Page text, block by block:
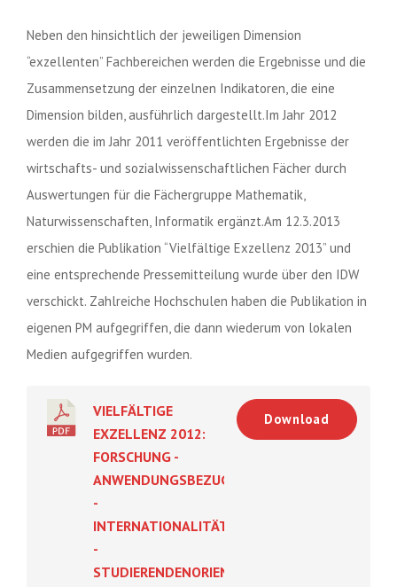
Neben den hinsichtlich der jeweiligen Dimension
“exzellenten” Fachbereichen werden die Ergebnisse und die
Zusammensetzung der einzelnen Indikatoren, die eine
Dimension bilden, ausführlich dargestellt.Im Jahr 2012
werden die im Jahr 2011 veröffentlichten Ergebnisse der
wirtschafts- und sozialwissenschaftlichen Fächer durch
Auswertungen für die Fächergruppe Mathematik,
Naturwissenschaften, Informatik ergänzt.Am 12.3.2013
erschien die Publikation “Vielfältige Exzellenz 2013” und
eine entsprechende Pressemitteilung wurde über den IDW
verschickt. Zahlreiche Hochschulen haben die Publikation in
eigenen PM aufgegriffen, die dann wiederum von lokalen
Medien aufgegriffen wurden.
VIELFÄLTIGE
EXZELLENZ 2012:
FORSCHUNG -
ANWENDUNGSBEZUG
-
INTERNATIONALITÄT
-
STUDIERENDENORIENTIERUNG
Download